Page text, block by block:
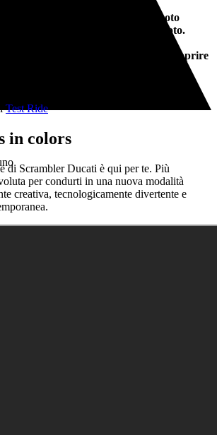
la Scrambler iconica. Una moto
da guidare anche come prima moto.
è tua a partire da 5.345€. Per scoprire
€
Test Ride
in colors
di Scrambler Ducati è qui per te. Più
per condurti in una nuova modalità
creativa, tecnologicamente divertente e